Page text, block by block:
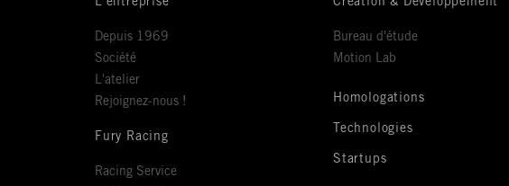
Depuis 1969
Société
L'atelier
Rejoignez-nous !
Fury Racing
Racing Service
Bureau d'étude
Motion Lab
Homologations
Technologies
Startups